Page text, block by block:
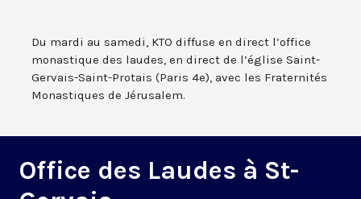
Du mardi au samedi, KTO diffuse en direct l’office
monastique des laudes, en direct de l’église Saint-
Gervais-Saint-Protais (Paris 4e), avec les Fraternités
Monastiques de Jérusalem.
Office des Laudes à St-